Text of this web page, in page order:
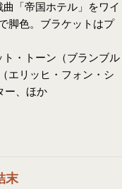
「帝国ホテル」をワイ
脚色。ブラケットはプ
・トーン（ブランブル
エリッヒ・フォン・シ
ー、ほか
末